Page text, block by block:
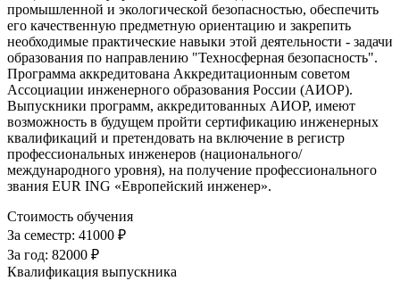
промышленной и экологической безопасностью, обеспечить
его качественную предметную ориентацию и закрепить
необходимые практические навыки этой деятельности - задачи
образования по направлению "Техносферная безопасность".
Программа аккредитована Аккредитационным советом
Ассоциации инженерного образования России (АИОР).
Выпускники программ, аккредитованных АИОР, имеют
возможность в будущем пройти сертификацию инженерных
квалификаций и претендовать на включение в регистр
профессиональных инженеров (национального/
международного уровня), на получение профессионального
звания EUR ING «Европейский инженер».
Стоимость обучения
За семестр: 41000 ₽
За год: 82000 ₽
Квалификация выпускника